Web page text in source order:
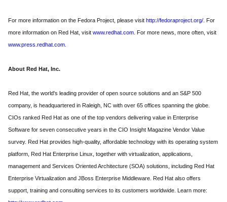
For more information on the Fedora Project, please visit http://fedoraproject.org/ . For
more information on Red Hat, visit www.redhat.com . For more news, more often, visit
www.press.redhat.com
About Red Hat, Inc.
Red Hat, the world's leading provider of open source solutions and an S&P 500
company, is headquartered in Raleigh, NC with over 65 offices spanning the globe.
CIOs ranked Red Hat as one of the top vendors delivering value in Enterprise
Software for seven consecutive years in the CIO Insight Magazine Vendor Value
survey. Red Hat provides high-quality, affordable technology with its operating system
platform, Red Hat Enterprise Linux, together with virtualization, applications,
management and Services Oriented Architecture (SOA) solutions, including Red Hat
Enterprise Virtualization and JBoss Enterprise Middleware. Red Hat also offers
support, training and consulting services to its customers worldwide. Learn more: